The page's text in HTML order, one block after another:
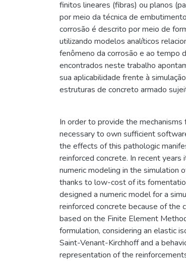
finitos lineares (fibras) ou planos
por meio da técnica de
corrosão é descrito por meio de
utilizando modelos analíticos
fenômeno da corrosão e ao tempo
encontrados neste trabalho
sua aplicabilidade frente à
estruturas de concreto armado
In order to provide the
necessary to own sufficient
the effects of this pathologic
reinforced concrete. In recent
numeric modeling in the simulation
thanks to low-cost of its
designed a numeric model for a
reinforced concrete because of the
based on the Finite Element
formulation, considering an elastic
Saint-Venant-Kirchhoff and a
representation of the